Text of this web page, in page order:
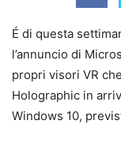
É di questa
l’annuncio di
propri visori VR
Holographic in
Windows 10,